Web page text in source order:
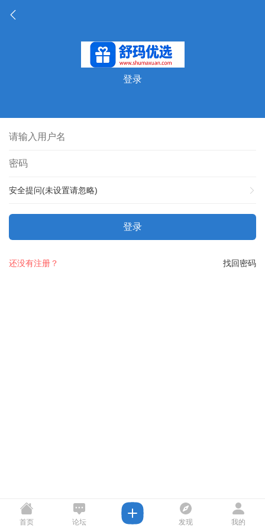
登录
安全提问(未设置请忽略)
登录
找回密码
还没有注册？
首页 论坛 发现 我的